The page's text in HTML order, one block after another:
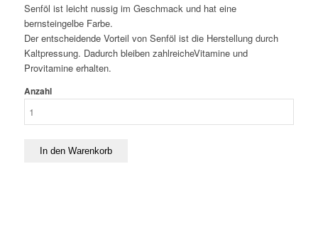
Senföl ist leicht nussig im Geschmack und hat eine
bernsteingelbe Farbe.
Der entscheidende Vorteil von Senföl ist die Herstellung durch
Kaltpressung. Dadurch bleiben zahlreicheVitamine und
Provitamine erhalten.
Anzahl